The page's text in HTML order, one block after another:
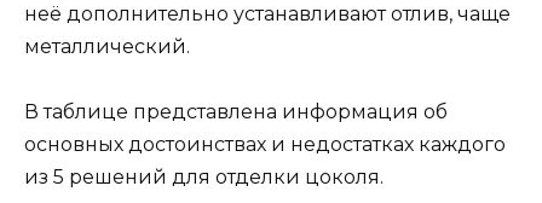
неё дополнительно устанавливают отлив, чаще
металлический.
В таблице представлена информация об
основных достоинствах и недостатках каждого
из 5 решений для отделки цоколя.